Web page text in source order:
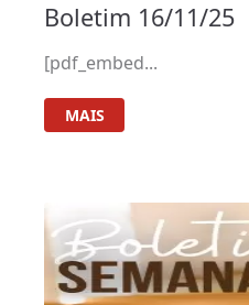
Boletim 16/11/25
[pdf_embed...
MAIS